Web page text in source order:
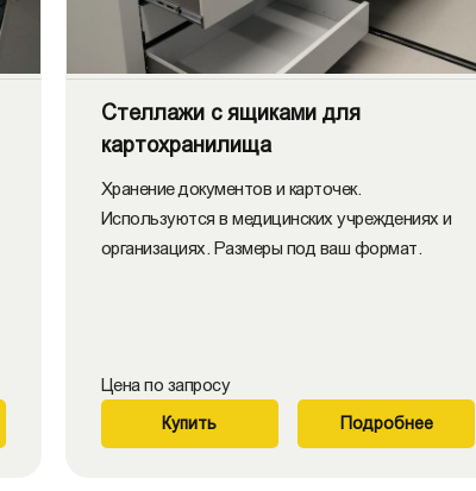
Стеллажи с ящиками для
картохранилища
Хранение документов и карточек.
Используются в медицинских учреждениях и
организациях. Размеры под ваш формат.
Цена по запросу
Купить Подробнее